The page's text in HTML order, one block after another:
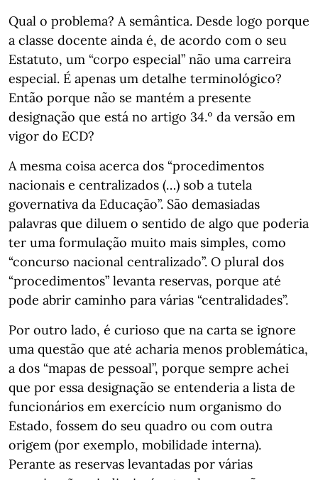
Qual o problema? A semântica. Desde logo porque
a classe docente ainda é, de acordo com o seu
Estatuto, um “corpo especial” não uma carreira
especial. É apenas um detalhe terminológico?
Então porque não se mantém a presente
designação que está no artigo 34.º da versão em
vigor do ECD?
A mesma coisa acerca dos “procedimentos
nacionais e centralizados (…) sob a tutela
governativa da Educação”. São demasiadas
palavras que diluem o sentido de algo que poderia
ter uma formulação muito mais simples, como
“concurso nacional centralizado”. O plural dos
“procedimentos” levanta reservas, porque até
pode abrir caminho para várias “centralidades”.
Por outro lado, é curioso que na carta se ignore
uma questão que até acharia menos problemática,
a dos “mapas de pessoal”, porque sempre achei
que por essa designação se entenderia a lista de
funcionários em exercício num organismo do
Estado, fossem do seu quadro ou com outra
origem (por exemplo, mobilidade interna).
Perante as reservas levantadas por várias